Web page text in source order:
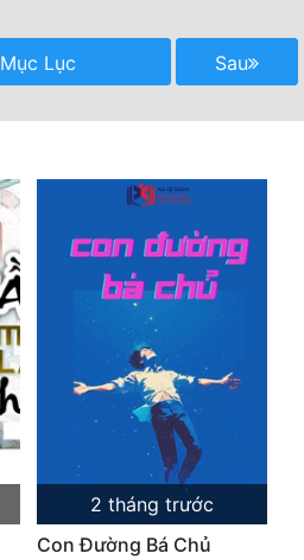
Mục Lục Sau
2 tháng trước
Con Đường Bá Chủ